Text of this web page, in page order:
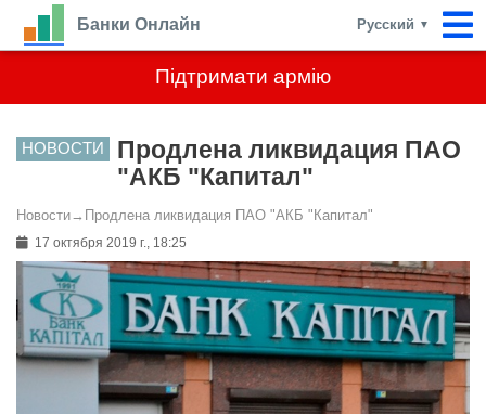
Підтримати армію
Банки Онлайн Русский ▼
НОВОСТИ
Продлена ликвидация ПАО
"АКБ "Капитал"
Новости→ Продлена ликвидация ПАО "АКБ "Капитал"
17 октября 2019 г., 18:25